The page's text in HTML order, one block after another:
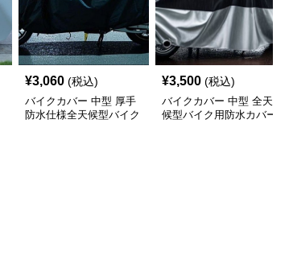
¥3,060 (税込)
バイクカバー 中型 厚手
防水仕様全天候型バイク
¥3,500 (税込)
バイクカバー 中型 全天
候型バイク用防水カバー